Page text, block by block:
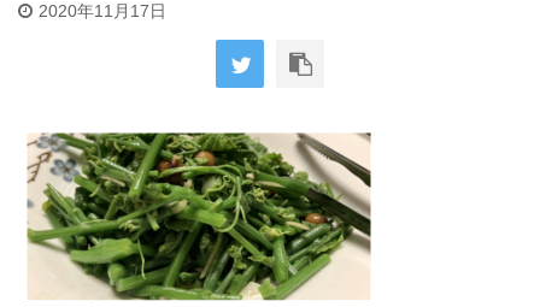
2020年11月17日